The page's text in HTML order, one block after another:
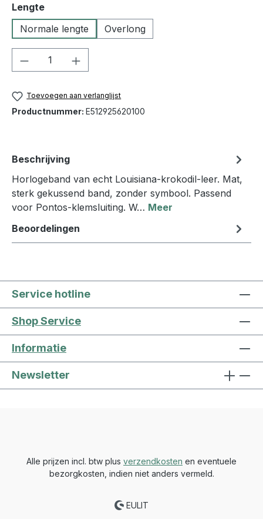
Selecteer
Lengte
Normale lengte
Overlong
Producthoeveelheid: Voer de
Toevoegen aan verlanglijst
Productnummer: E512925620100
Beschrijving
Horlogeband van echt Louisiana-krokodil-leer. Mat,
sterk gekussend band, zonder symbool. Passend
voor Pontos-klemsluiting. W… Meer
Beoordelingen
Service hotline
Shop Service
Informatie
Newsletter
Alle prijzen incl. btw plus verzendkosten en eventuele
bezorgkosten, indien niet anders vermeld.
EULIT